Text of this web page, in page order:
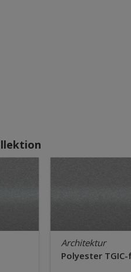
Architektur
Polyester